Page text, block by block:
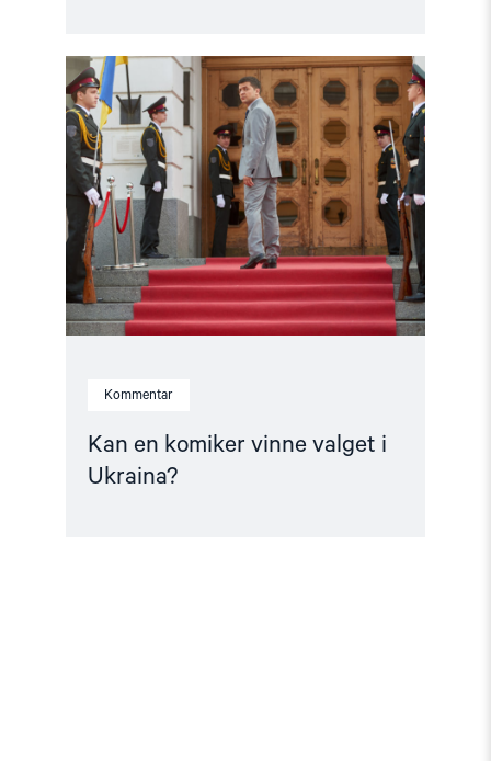
Kommentar
Kan en komiker vinne valget i
Ukraina?
Read
article
"Kan
en
komiker
vinne
valget
i
Ukraina?"